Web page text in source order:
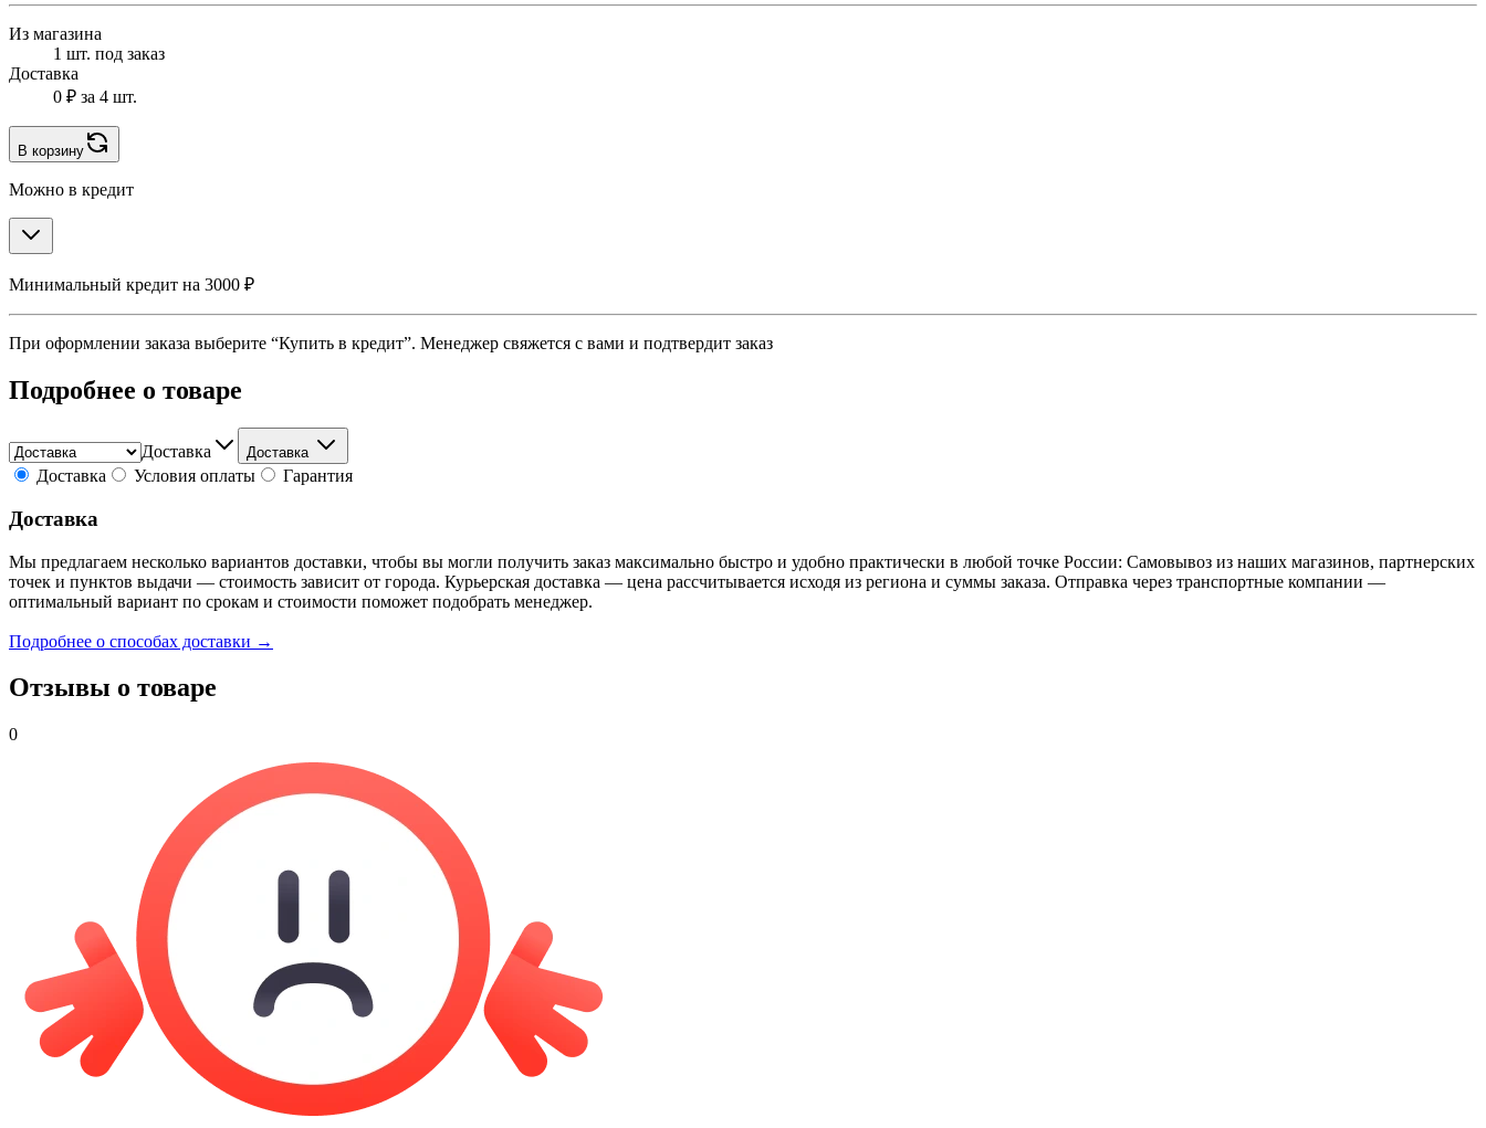
Из магазина
1 шт. под заказ
Доставка
0 ₽ за 4 шт.
В корзину
Можно в кредит
Минимальный кредит на 3000 ₽
При оформлении заказа выберите “Купить в кредит”. Менеджер свяжется с вами и подтвердит заказ
Подробнее о товаре
Доставка Доставка
Доставка Условия оплаты Гарантия
Доставка
Мы предлагаем несколько вариантов доставки, чтобы вы могли получить заказ максимально быстро и удобно практически в любой точке России: Самовывоз из наших магазинов, партнерских
точек и пунктов выдачи — стоимость зависит от города. Курьерская доставка — цена рассчитывается исходя из региона и суммы заказа. Отправка через транспортные компании —
оптимальный вариант по срокам и стоимости поможет подобрать менеджер.
Подробнее о способах доставки →
Отзывы о товаре
0